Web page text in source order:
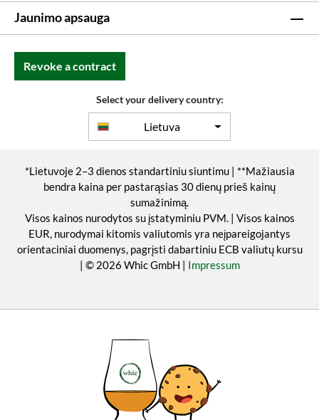
Jaunimo apsauga
Revoke a contract
Select your delivery country:
Lietuva
*Lietuvoje 2–3 dienos standartiniu siuntimu | **Mažiausia
bendra kaina per pastarąsias 30 dienų prieš kainų
sumažinimą.
Visos kainos nurodytos su įstatyminiu PVM. | Visos kainos
EUR, nurodymai kitomis valiutomis yra neįpareigojantys
orientaciniai duomenys, pagrįsti dabartiniu ECB valiutų kursu
| © 2026 Whic GmbH | Impressum